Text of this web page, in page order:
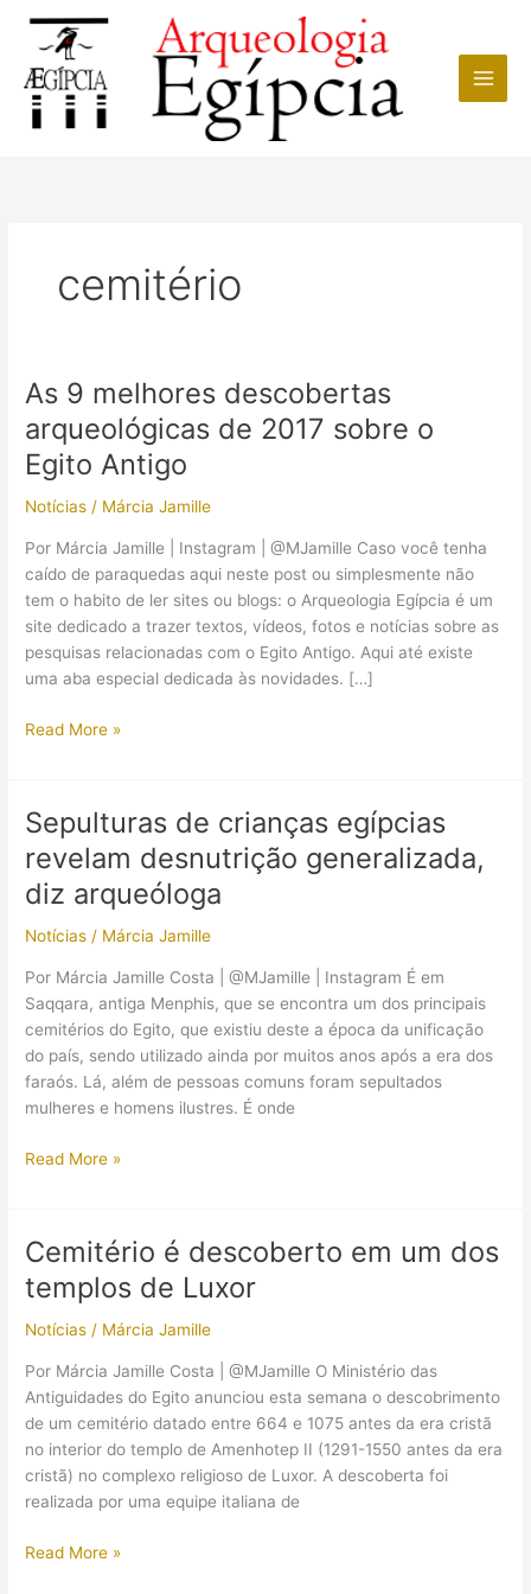
conteúdo
cemitério
As 9 melhores descobertas
arqueológicas de 2017 sobre o
Egito Antigo
Notícias / Márcia Jamille
Por Márcia Jamille | Instagram | @MJamille Caso você tenha
caído de paraquedas aqui neste post ou simplesmente não
tem o habito de ler sites ou blogs: o Arqueologia Egípcia é um
site dedicado a trazer textos, vídeos, fotos e notícias sobre as
pesquisas relacionadas com o Egito Antigo. Aqui até existe
uma aba especial dedicada às novidades. […]
As
arqueológicas
de
2017
sobre
o
Antigo
Read More »
Sepulturas de crianças egípcias
revelam desnutrição generalizada,
diz arqueóloga
Notícias / Márcia Jamille
Por Márcia Jamille Costa | @MJamille | Instagram É em
Saqqara, antiga Menphis, que se encontra um dos principais
cemitérios do Egito, que existiu deste a época da unificação
do país, sendo utilizado ainda por muitos anos após a era dos
faraós. Lá, além de pessoas comuns foram sepultados
mulheres e homens ilustres. É onde
Sepulturas
revelam
desnutrição
diz
arqueóloga
Read More »
Cemitério é descoberto em um dos
templos de Luxor
Notícias / Márcia Jamille
Por Márcia Jamille Costa | @MJamille O Ministério das
Antiguidades do Egito anunciou esta semana o descobrimento
de um cemitério datado entre 664 e 1075 antes da era cristã
no interior do templo de Amenhotep II (1291-1550 antes da era
cristã) no complexo religioso de Luxor. A descoberta foi
realizada por uma equipe italiana de
Cemitério
Read More »